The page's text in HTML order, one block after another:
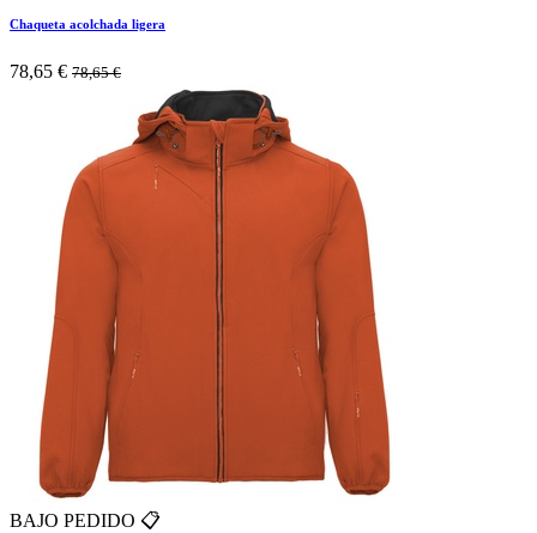
Chaqueta acolchada ligera
78,65 € 78,65€
BAJO PEDIDO 📋